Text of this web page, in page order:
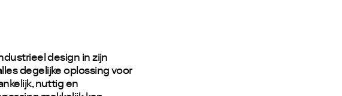
design in zijn
degelijke oplossing voor
nuttig en